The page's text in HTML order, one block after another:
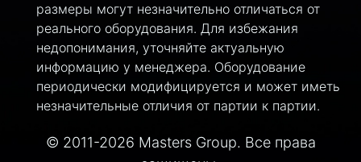
размеры могут незначительно отличаться от
реального оборудования. Для избежания
недопонимания, уточняйте актуальную
информацию у менеджера. Оборудование
периодически модифицируется и может иметь
незначительные отличия от партии к партии.
© 2011-2026 Masters Group. Все права